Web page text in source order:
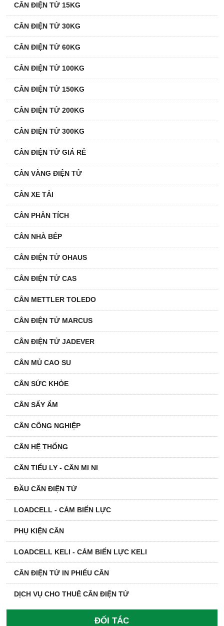
CÂN ĐIỆN TỬ 15KG
CÂN ĐIỆN TỬ 30KG
CÂN ĐIỆN TỬ 60KG
CÂN ĐIỆN TỬ 100KG
CÂN ĐIỆN TỬ 150KG
CÂN ĐIỆN TỬ 200KG
CÂN ĐIỆN TỬ 300KG
CÂN ĐIỆN TỬ GIÁ RẺ
CÂN VÀNG ĐIỆN TỬ
CÂN XE TẢI
CÂN PHÂN TÍCH
CÂN NHÀ BẾP
CÂN ĐIỆN TỬ OHAUS
CÂN ĐIỆN TỬ CAS
CÂN METTLER TOLEDO
CÂN ĐIỆN TỬ MARCUS
CÂN ĐIỆN TỬ JADEVER
CÂN MỦ CAO SU
CÂN SỨC KHỎE
CÂN SẤY ẨM
CÂN CÔNG NGHIỆP
CÂN HỆ THỐNG
CÂN TIỂU LY - CÂN MI NI
ĐẦU CÂN ĐIỆN TỬ
LOADCELL - CẢM BIẾN LỰC
PHỤ KIỆN CÂN
LOADCELL KELI - CẢM BIẾN LỰC KELI
CÂN ĐIỆN TỬ IN PHIẾU CÂN
DỊCH VỤ CHO THUÊ CÂN ĐIỆN TỬ
ĐỐI TÁC